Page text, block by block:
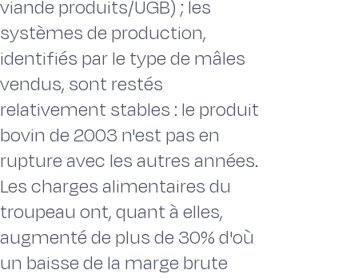
viande produits/UGB) ; les
systèmes de production,
identifiés par le type de mâles
vendus, sont restés
relativement stables : le produit
bovin de 2003 n'est pas en
rupture avec les autres années.
Les charges alimentaires du
troupeau ont, quant à elles,
augmenté de plus de 30% d'où
un baisse de la marge brute